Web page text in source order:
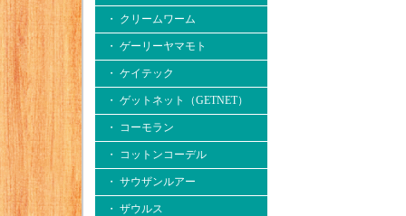
・ クリームワーム
・ ゲーリーヤマモト
・ ケイテック
・ ゲットネット（GETNET）
・ コーモラン
・ コットンコーデル
・ サウザンルアー
・ ザウルス